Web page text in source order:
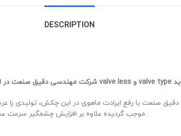
DESCRIPTION
موجب گردیده علاوه بر افزایش چشمگیر سرعت عمل این چکش خرابی های متعدد این چکش به طور قابل ملاحظه ای کاهش یابد.